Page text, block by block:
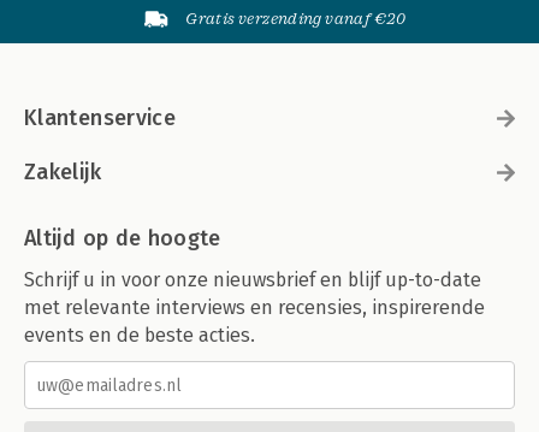
Gratis verzending vanaf €20
Klantenservice
Zakelijk
Altijd op de hoogte
Schrijf u in voor onze nieuwsbrief en blijf up-to-date
met relevante interviews en recensies, inspirerende
events en de beste acties.